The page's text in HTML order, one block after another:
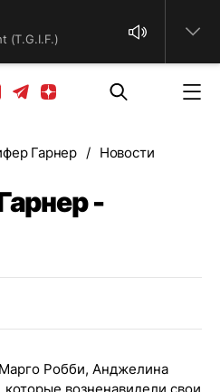
(T.G.I.F.)
ТелеграмЯндекс дзен
Гарнер Новости
-